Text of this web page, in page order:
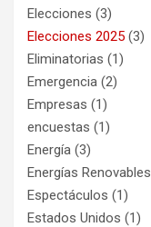
Elecciones (3)
Elecciones 2025 (3)
Eliminatorias (1)
Emergencia (2)
Empresas (1)
encuestas (1)
Energía (3)
Energías Renovables
Espectáculos (1)
Estados Unidos (1)